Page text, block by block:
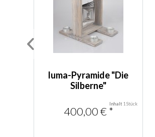
luma-Pyramide "Die
Silberne"
Inhalt 1 Stück
400,00 € *